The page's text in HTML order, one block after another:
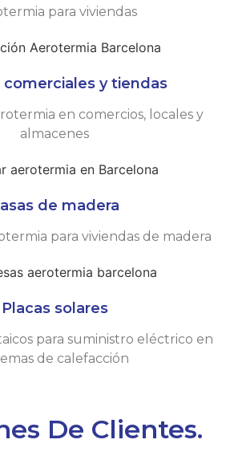
para viviendas
comerciales y tiendas
en comercios, locales y
almacenes
de madera
para viviendas de madera
Placas solares
para suministro eléctrico en
de calefacción
De Clientes.